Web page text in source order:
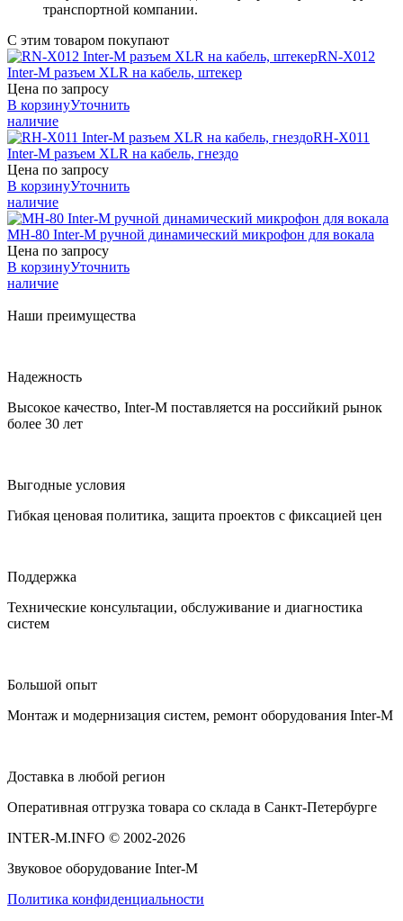
транспортной компании.
С этим товаром покупают
RN-X012
Inter-M разъем XLR на кабель, штекер
Цена по запросу
В корзинуУточнить
наличие
RH-X011
Inter-M разъем XLR на кабель, гнездо
Цена по запросу
В корзинуУточнить
наличие
MH-80 Inter-M ручной динамический микрофон для вокала
Цена по запросу
В корзинуУточнить
наличие
Наши преимущества
Надежность
Высокое качество, Inter-M поставляется на российкий рынок
более 30 лет
Выгодные условия
Гибкая ценовая политика, защита проектов с фиксацией цен
Поддержка
Технические консультации, обслуживание и диагностика
систем
Большой опыт
Монтаж и модернизация систем, ремонт оборудования Inter-M
Доставка в любой регион
Оперативная отгрузка товара со склада в Санкт-Петербурге
INTER-M.INFO © 2002-2026
Звуковое оборудование Inter-M
Политика конфиденциальности